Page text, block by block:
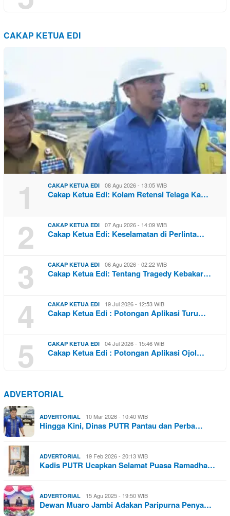
CAKAP KETUA EDI
1 CAKAP KETUA EDI 08 Agu 2026 - 13:05 WIB
Cakap Ketua Edi: Kolam Retensi Telaga Ka…
2 CAKAP KETUA EDI 07 Agu 2026 - 14:09 WIB
Cakap Ketua Edi: Keselamatan di Perlinta…
3 CAKAP KETUA EDI 06 Agu 2026 - 02:22 WIB
Cakap Ketua Edi: Tentang Tragedy Kebakar…
4 CAKAP KETUA EDI 19 Jul 2026 - 12:53 WIB
Cakap Ketua Edi : Potongan Aplikasi Turu…
5 CAKAP KETUA EDI 04 Jul 2026 - 15:46 WIB
Cakap Ketua Edi : Potongan Aplikasi Ojol…
ADVERTORIAL
ADVERTORIAL 10 Mar 2026 - 10:40 WIB
Hingga Kini, Dinas PUTR Pantau dan Perba…
ADVERTORIAL 19 Feb 2026 - 20:13 WIB
Kadis PUTR Ucapkan Selamat Puasa Ramadha…
ADVERTORIAL 15 Agu 2025 - 19:50 WIB
Dewan Muaro Jambi Adakan Paripurna Penya…